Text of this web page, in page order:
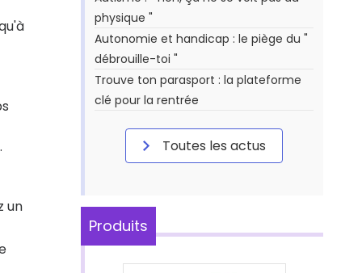
un
physique "
Autonomie et handicap : le piège du "
débrouille-toi "
Trouve ton parasport : la plateforme
clé pour la rentrée
Toutes les actus
Produits